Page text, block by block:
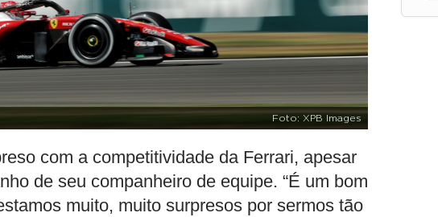
Foto: XPB Images
com a competitividade da Ferrari, apesar
de seu companheiro de equipe. “É um bom
muito, muito surpresos por sermos tão